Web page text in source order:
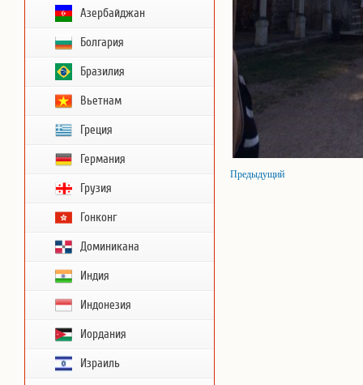
Азербайджан
Болгария
Бразилия
Вьетнам
Греция
Германия
Грузия
Гонконг
Доминикана
Индия
Индонезия
Иордания
Израиль
Предыдущий